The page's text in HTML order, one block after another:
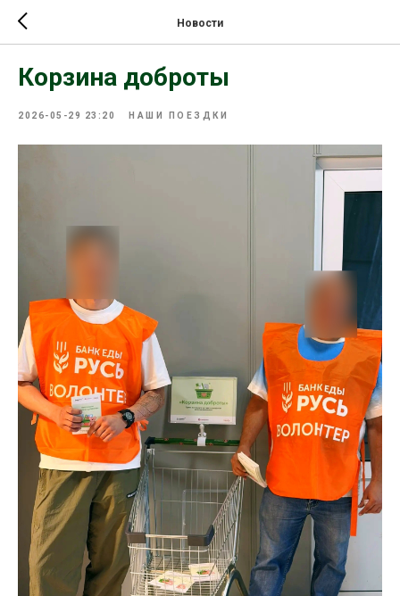
Новости
Корзина доброты
2026-05-29 23:20 НАШИ ПОЕЗДКИ